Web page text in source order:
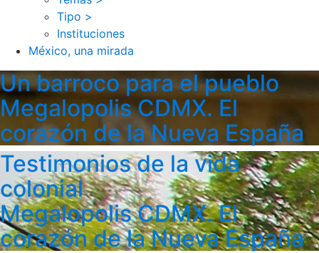
Tipo >
Instituciones
México, una mirada
Un barroco para el pueblo
Megalopolis CDMX. El
corazón de la Nueva España
Testimonios de la vida
colonial
Megalopolis CDMX. El
corazón de la Nueva España